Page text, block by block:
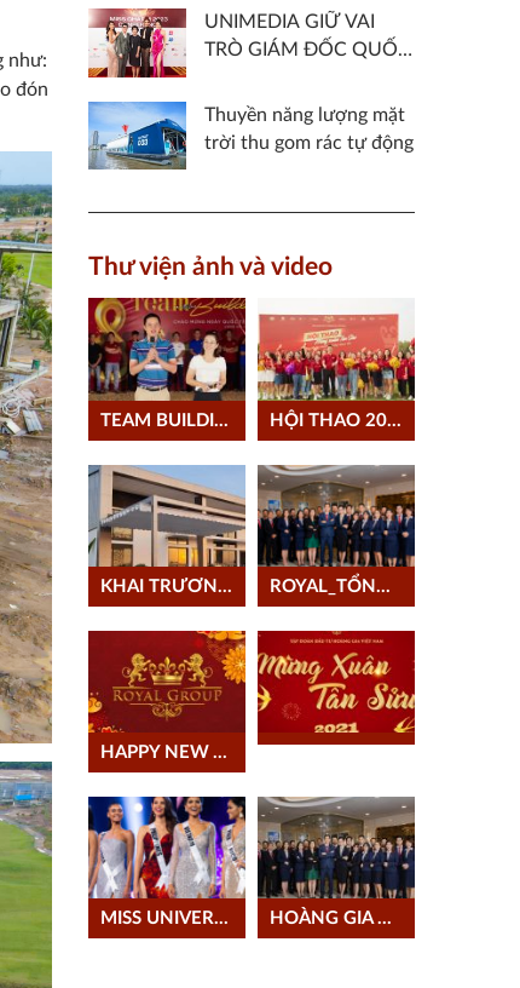
như:
đón
NHỮNG CÔNG TRÌNH
ẤN TƯỢNG NĂM 2022
UNIMEDIA GIỮ VAI
TRÒ GIÁM ĐỐC QUỐC
CỬ ĐẠI DIỆN VIỆT
NAM THAM GIA MISS
Thuyền năng lượng mặt
trời thu gom rác tự động
Thư viện ảnh và video
TEAM BUILDING MỪNG 08/03/2021 HỘI THAO 2020
KHAI TRƯƠNG VĂN PHÒNG LONG AN ROYAL_TỔNG KẾT NĂM 2020
HAPPY NEW YEAR 2021
MISS UNIVERSE HOÀNG GIA 2020: KẾT SỨC MẠNH, NỐI THÀNH CÔNG